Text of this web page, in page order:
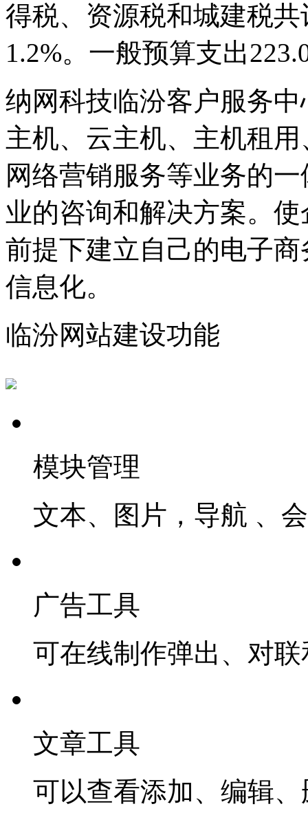
得税、资源税和城建税
1.2%。一般预算支出
纳网科技临汾客户服务
主机、云主机、主机租
网络营销服务等业务的
业的咨询和解决方案。
前提下建立自己的电子
信息化。
临汾网站建设功能
模块管理
文本、图片，导航 、
广告工具
可在线制作弹出、对
文章工具
可以查看添加、编辑